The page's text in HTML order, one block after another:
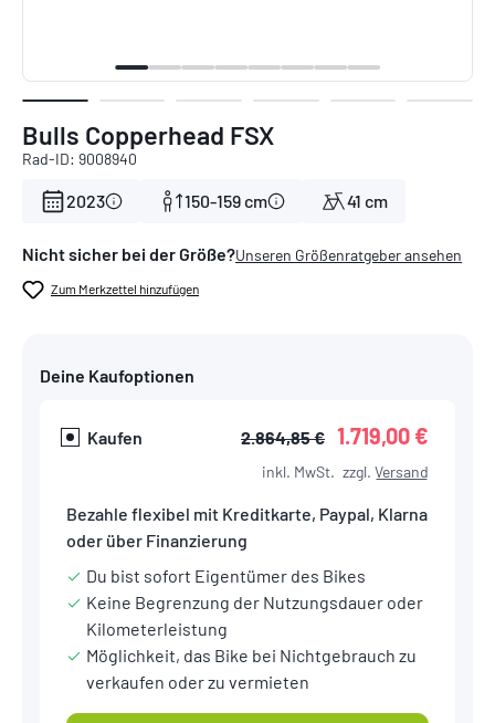
Bulls Copperhead FSX
Rad-ID: 9008940
2023 150-159 cm 41 cm
Nicht sicher bei der Größe?Unseren Größenratgeber ansehen
Zum Merkzettel hinzufügen
Deine Kaufoptionen
Kaufen 2.864,85 € 1.719,00 €
inkl. MwSt. zzgl. Versand
Bezahle flexibel mit Kreditkarte, Paypal, Klarna
oder über Finanzierung
Du bist sofort Eigentümer des Bikes
Keine Begrenzung der Nutzungsdauer oder
Kilometerleistung
Möglichkeit, das Bike bei Nichtgebrauch zu
verkaufen oder zu vermieten